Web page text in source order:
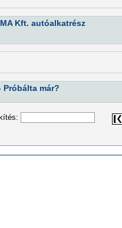
Kft. autóalkatrész
már?